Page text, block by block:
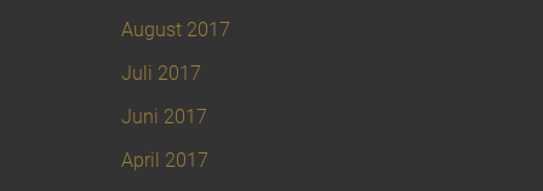
August 2017
Juli 2017
Juni 2017
April 2017